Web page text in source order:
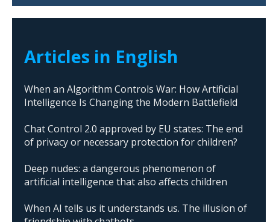
Articles in English
When an Algorithm Controls War: How Artificial
Intelligence Is Changing the Modern Battlefield
Chat Control 2.0 approved by EU states: The end
of privacy or necessary protection for children?
Deep nudes: a dangerous phenomenon of
artificial intelligence that also affects children
When AI tells us it understands us. The illusion of